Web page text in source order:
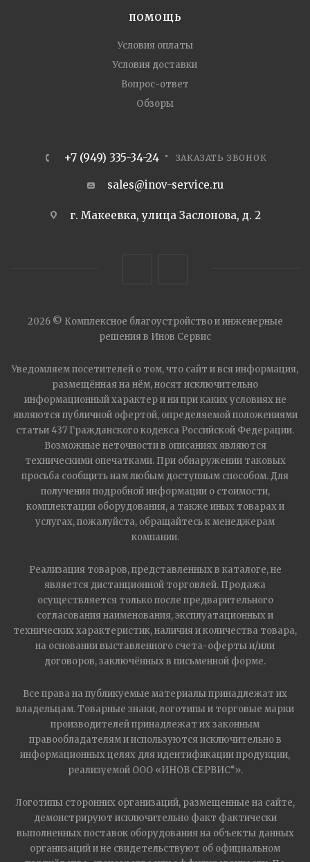
ПОМОЩЬ
Условия оплаты
Условия доставки
Вопрос-ответ
Обзоры
+7 (949) 335-34-24 ЗАКАЗАТЬ ЗВОНОК
sales@inov-service.ru
г. Макеевка, улица Заслонова, д. 2
2026 © Комплексное благоустройство и инженерные
решения в Инов Сервис
Уведомляем посетителей о том, что сайт и вся информация,
размещённая на нём, носят исключительно
информационный характер и ни при каких условиях не
являются публичной офертой, определяемой положениями
статьи 437 Гражданского кодекса Российской Федерации.
Возможные неточности в описаниях являются
техническими опечатками. При обнаружении таковых
просьба сообщить нам любым доступным способом. Для
получения подробной информации о стоимости,
комплектации оборудования, а также иных товарах и
услугах, пожалуйста, обращайтесь к менеджерам
компании.
Реализация товаров, представленных в каталоге, не
является дистанционной торговлей. Продажа
осуществляется только после предварительного
согласования наименования, эксплуатационных и
технических характеристик, наличия и количества товара,
на основании выставленного счета-оферты и/или
договоров, заключённых в письменной форме.
Все права на публикуемые материалы принадлежат их
владельцам. Товарные знаки, логотипы и торговые марки
производителей принадлежат их законным
правообладателям и используются исключительно в
информационных целях для идентификации продукции,
реализуемой ООО «ИНОВ СЕРВИС“».
Логотипы сторонних организаций, размещенные на сайте,
демонстрируют исключительно факт фактически
выполненных поставок оборудования на объекты данных
организаций и не свидетельствуют об официальном